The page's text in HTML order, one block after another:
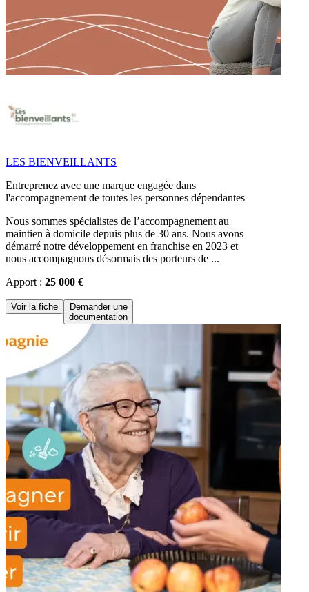
LES BIENVEILLANTS
Entreprenez avec une marque engagée dans
l'accompagnement de toutes les personnes dépendantes
Nous sommes spécialistes de l’accompagnement au
maintien à domicile depuis plus de 30 ans. Nous avons
démarré notre développement en franchise en 2023 et
nous accompagnons désormais des porteurs de ...
Apport : 25 000 €
Voir la fiche
Demander une
documentation